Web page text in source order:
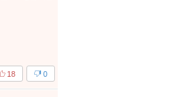
0
18